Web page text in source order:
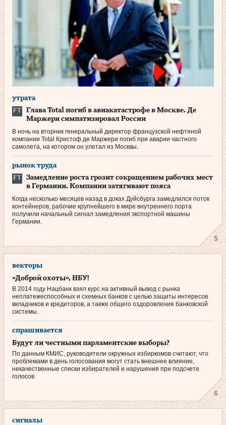
утрата
Глава Total погиб в авиакатастрофе в Москве. Де
Маржери симпатизировал России
В ночь на вторник генеральный директор французской нефтяной
компании Total Кристоф де Маржери погиб при аварии частного
самолета, на котором он улетал из Москвы.
рынок труда
Замедление роста грозит сокращением рабочих мест
в Германии. Компании затягивают пояса
Когда несколько месяцев назад в доках Дуйсбурга замедлился поток
контейнеров, рабочие крупнейшего в мире внутреннего порта
получили начальный сигнал замедления экспортной машины
Германии.
5
векторы
«Доброй охоты», НБУ!
В 2014 году Нацбанк взял курс на активный вывод с рынка
неплатежеспособных и схемных банков с целью защиты интересов
вкладчиков и кредиторов, а также общего оздоровления банковской
системы.
спрашивается
Будут ли честными парламентские выборы?
По данным КМИС, руководители окружных избиркомов считают, что
проблемами в день голосования могут стать внешнее влияние,
некачественные списки избирателей и нарушения при подсчете
голосов
6
сигналы